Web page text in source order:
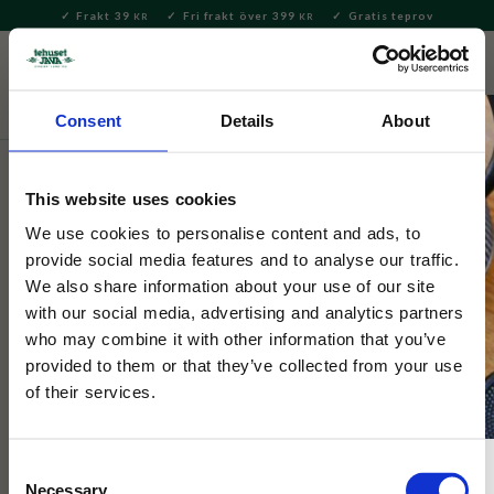
Consent Details About
This website uses cookies
We use cookies to personalise content and ads, to
provide social media features and to analyse our traffic.
We also share information about your use of our site
with our social media, advertising and analytics partners
who may combine it with other information that you’ve
provided to them or that they’ve collected from your use
of their services.
Necessary
Meny
Frakt 39 KR Fri frakt över 399 KR Gratis teprov